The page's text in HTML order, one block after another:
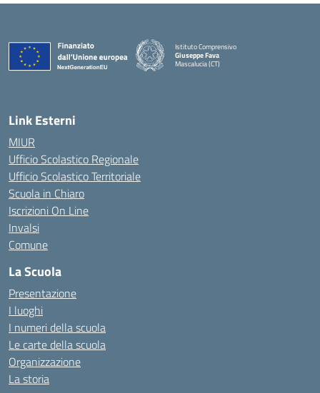
Istituto Comprensivo
Giuseppe Fava
Mascalucia (CT)
Link Esterni
MIUR
Ufficio Scolastico Regionale
Ufficio Scolastico Territoriale
Scuola in Chiaro
Iscrizioni On Line
Invalsi
Comune
La Scuola
Presentazione
I luoghi
I numeri della scuola
Le carte della scuola
Organizzazione
La storia